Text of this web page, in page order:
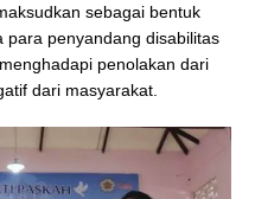
sebagai bentuk
para penyandang disabilitas
penolakan dari
dari masyarakat.